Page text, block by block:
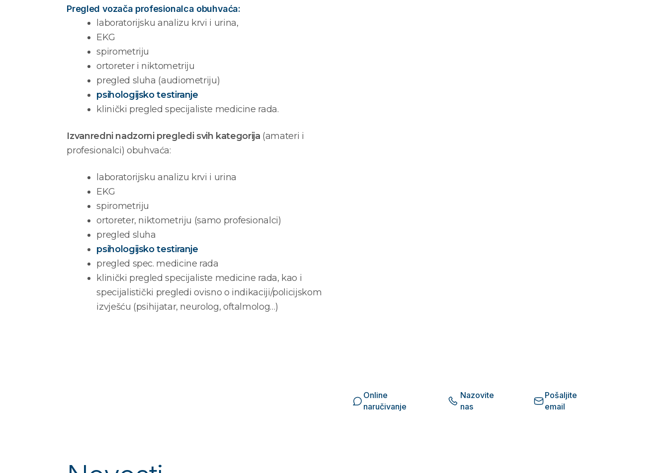
Pregled vozača profesionalca obuhvaća:
laboratorijsku analizu krvi i urina,
EKG
spirometriju
ortoreter i niktometriju
pregled sluha (audiometriju)
psihologijsko testiranje
klinički pregled specijaliste medicine rada.
Izvanredni nadzorni pregledi svih kategorija (amateri i
profesionalci) obuhvaća:
laboratorijsku analizu krvi i urina
EKG
spirometriju
ortoreter, niktometriju (samo profesionalci)
pregled sluha
psihologijsko testiranje
pregled spec. medicine rada
klinički pregled specijaliste medicine rada, kao i
specijalistički pregledi ovisno o indikaciji/policijskom
izvješću (psihijatar, neurolog, oftalmolog…)
Online
naručivanje
Nazovite
nas
Pošaljite
email